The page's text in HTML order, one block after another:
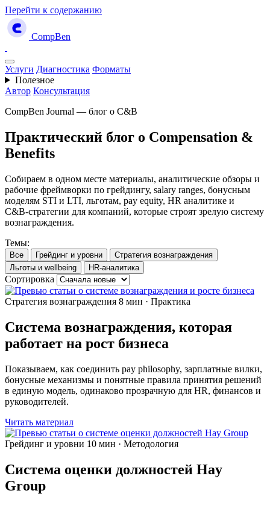
Перейти к содержанию
CompBen
Услуги Диагностика Форматы
Полезное
Автор Консультация
CompBen Journal — блог о C&B
Практический блог о Compensation &
Benefits
Собираем в одном месте материалы, аналитические обзоры и
рабочие фреймворки по грейдингу, salary ranges, бонусным
моделям STI и LTI, льготам, pay equity, HR аналитике и
C&B‑стратегии для компаний, которые строят зрелую систему
вознаграждения.
Темы:
Все Грейдинг и уровни
Стратегия вознаграждения
Льготы и wellbeing
HR-аналитика
Сортировка
Стратегия вознаграждения 8 мин · Практика
Система вознаграждения, которая
работает на рост бизнеса
Показываем, как соединить pay philosophy, зарплатные вилки,
бонусные механизмы и понятные правила принятия решений
в единую модель, одинаково прозрачную для HR, финансов и
руководителей.
Читать материал
Грейдинг и уровни 10 мин · Методология
Система оценки должностей Hay
Group